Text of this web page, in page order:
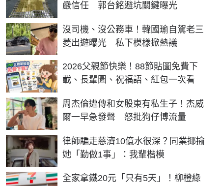
嚴信任 郭台銘避坑關鍵曝光
沒司機、沒公務車！韓國瑜自駕老三
菱出遊曝光 私下模樣掀熱議
2026父親節快樂！88節貼圖免費下
載、長輩圖、祝福語、紅包一次看
周杰倫遭傳和女股東有私生子！杰威
爾一早急發聲 怒批狗仔博流量
律師騙走慈濟10億水很深？同業揶揄
她「勤做1事」：我輩楷模
全家拿鐵20元「只有5天」！柳橙綠